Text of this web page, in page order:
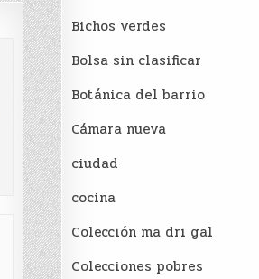
Bichos verdes
Bolsa sin clasificar
Botánica del barrio
Cámara nueva
ciudad
cocina
Colección ma dri gal
Colecciones pobres